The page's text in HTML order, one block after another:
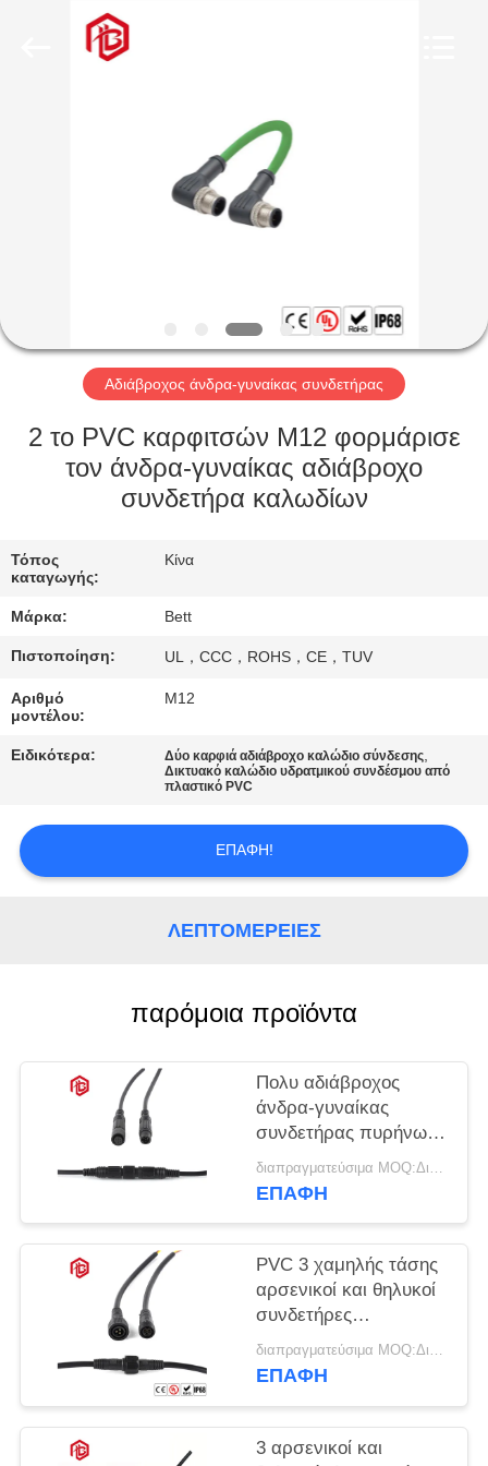
ΓΎΡΟΣ
ΕΡΓΟΣΤΑΣΊΩΝ
ΠΟΙΟΤΙΚΌΣ
ΈΛΕΓΧΟΣ
SITEMAP
PRIVACY
POLICY
Αδιάβροχος άνδρα-γυναίκας συνδετήρας
2 το PVC καρφιτσών M12 φορμάρισε
τον άνδρα-γυναίκας αδιάβροχο
συνδετήρα καλωδίων
Τόπος
καταγωγής:
Κίνα
Μάρκα: Bett
Πιστοποίηση: UL，CCC，ROHS，CE，TUV
Αριθμό
μοντέλου:
M12
Ειδικότερα: Δύο καρφιά αδιάβροχο καλώδιο σύνδεσης,
Δικτυακό καλώδιο υδρατμικού συνδέσμου από
πλαστικό PVC
ΕΠΑΦΉ!
ΛΕΠΤΟΜΈΡΕΙΕΣ
παρόμοια προϊόντα
Πολυ αδιάβροχος
άνδρα-γυναίκας
συνδετήρας πυρήνων
M10 IP68
διαπραγματεύσιμα MOQ:Διαπραγματεύσιμος
ΕΠΑΦΉ
PVC 3 χαμηλής τάσης
αρσενικοί και θηλυκοί
συνδετήρες
ΚΑΡΦΙΤΣΏΝ M15
διαπραγματεύσιμα MOQ:Διαπραγματεύσιμος
ΕΠΑΦΉ
3 αρσενικοί και